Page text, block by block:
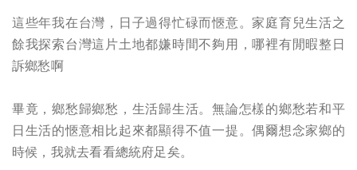
這些年我在台灣，日子過得忙碌而愜意。家庭育兒生活之
餘我探索台灣這片土地都嫌時間不夠用，哪裡有閒暇整日
訴鄉愁啊
畢竟，鄉愁歸鄉愁，生活歸生活。無論怎樣的鄉愁若和平
日生活的愜意相比起來都顯得不值一提。偶爾想念家鄉的
時候，我就去看看總統府足矣。